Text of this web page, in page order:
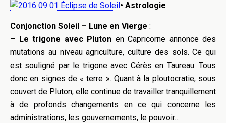
• Astrologie
Conjonction Soleil – Lune en Vierge :
– Le trigone avec Pluton en Capricorne annonce des
mutations au niveau agriculture, culture des sols. Ce qui
est souligné par le trigone avec Cérès en Taureau. Tous
donc en signes de « terre ». Quant à la ploutocratie, sous
couvert de Pluton, elle continue de travailler tranquillement
à de profonds changements en ce qui concerne les
administrations, les gouvernements, le pouvoir…